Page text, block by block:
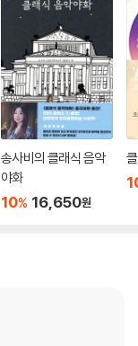
송사비의 클래식 음악
야화
10% 16,650원